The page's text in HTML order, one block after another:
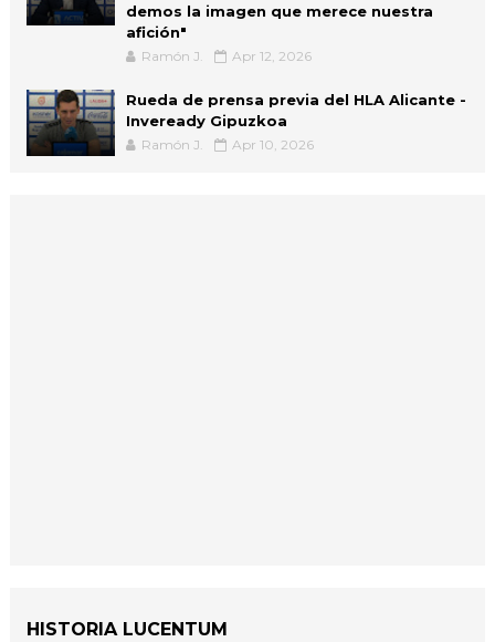
demos la imagen que merece nuestra
afición"
Ramón J. Apr 12, 2026
Rueda de prensa previa del HLA Alicante -
Inveready Gipuzkoa
Ramón J. Apr 10, 2026
HISTORIA LUCENTUM